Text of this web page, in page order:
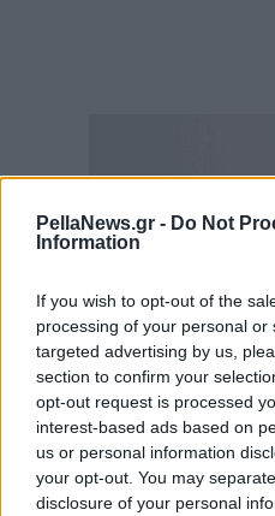
PellaNews.gr - Do Not
Information
If you wish to opt-out of the
processing of your personal
targeted advertising by us,
section to confirm your
opt-out request is processed
interest-based ads based on
us or personal information
your opt-out. You may
disclosure of your personal